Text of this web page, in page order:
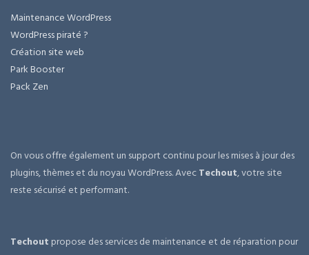
Maintenance WordPress
WordPress piraté ?
Création site web
Park Booster
Pack Zen
On vous offre également un support continu pour les mises à jour des
plugins, thèmes et du noyau WordPress. AvecTechout, votre site
reste sécurisé et performant.
Techout propose des services de maintenance et de réparation pour